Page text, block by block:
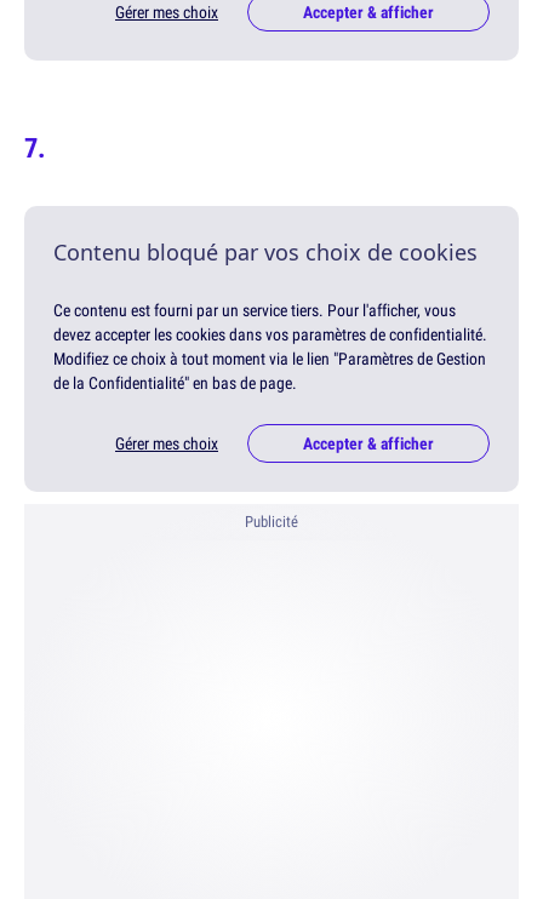
Gérer mes choix Accepter & afficher
Contenu bloqué par vos choix de cookies
Ce contenu est fourni par un service tiers. Pour l'afficher, vous
devez accepter les cookies dans vos paramètres de confidentialité.
Modifiez ce choix à tout moment via le lien "Paramètres de Gestion
de la Confidentialité" en bas de page.
Gérer mes choix Accepter & afficher
Publicité